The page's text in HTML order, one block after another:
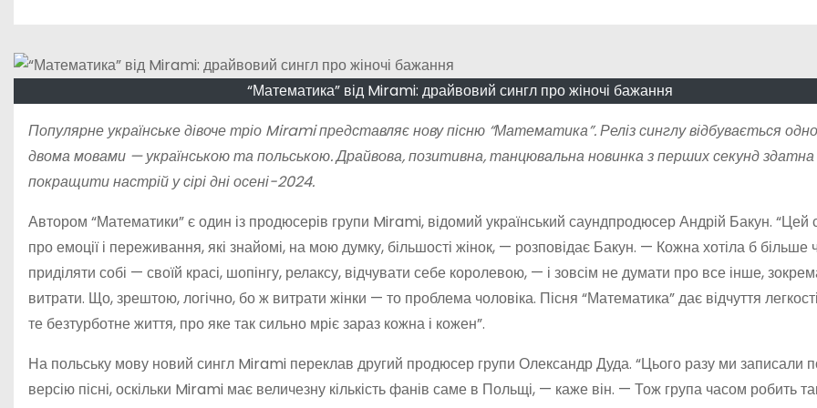
“Математика” від Mirami: драйвовий сингл про жіночі бажання
Популярне українське дівоче тріо Mirami представляє нову пісню “Математика”. Реліз синглу відбувається
двома мовами — українською та польською. Драйвова, позитивна, танцювальна новинка з перших секунд здатна
покращити настрій у сірі дні осені-2024.
Автором “Математики” є один із продюсерів групи Mirami, відомий український саундпродюсер Андрій Бакун. “Цей
про емоції і переживання, які знайомі, на мою думку, більшості жінок, — розповідає Бакун. — Кожна хотіла б більше
приділяти собі — своїй красі, шопінгу, релаксу, відчувати себе королевою, — і зовсім не думати про все інше,
витрати. Що, зрештою, логічно, бо ж витрати жінки — то проблема чоловіка. Пісня “Математика” дає відчуття
те безтурботне життя, про яке так сильно мріє зараз кожна і кожен”.
На польську мову новий сингл Mirami переклав другий продюсер групи Олександр Дуда. “Цього разу ми записали
версію пісні, оскільки Mirami має величезну кількість фанів саме в Польщі, — каже він. — Тож група часом робить